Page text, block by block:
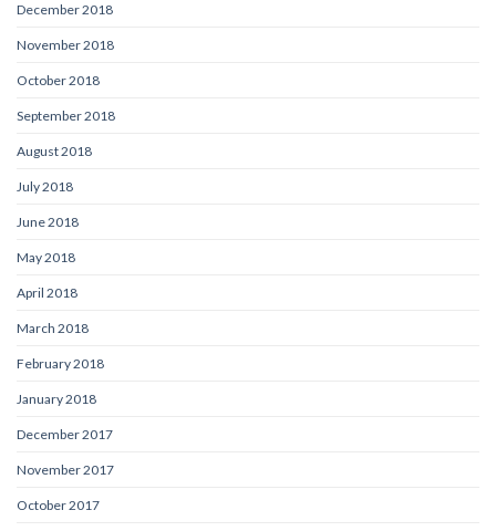
December 2018
November 2018
October 2018
September 2018
August 2018
July 2018
June 2018
May 2018
April 2018
March 2018
February 2018
January 2018
December 2017
November 2017
October 2017